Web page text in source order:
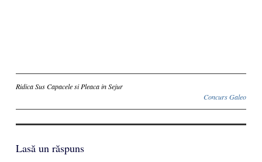
Inscriere
Ridica Sus Capacele si Pleaca in Sejur
Concurs Galeo
Lasă un răspuns